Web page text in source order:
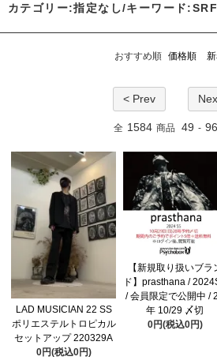
カテゴリー:指定なし/キーワード
おすすめ順 価格順
< Prev
全 1584 商品 49 - 96
LAD MUSICIAN 22 SS
ポリエステルトロピカル
セットアップ 220329A
0円(税込0円)
【新規取り扱いブラ
ド】prasthana /
/ 会員限定で公開中 /
年 10/29 〆切
0円(税込0円)